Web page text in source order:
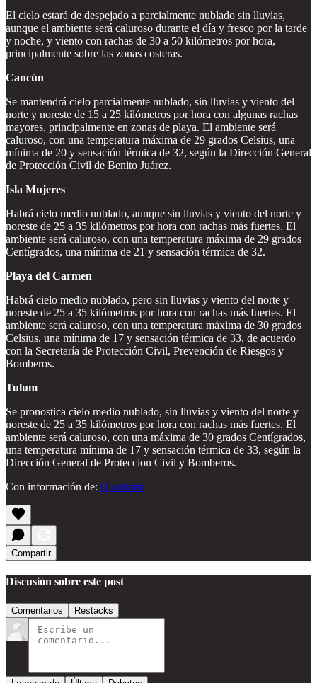
El cielo estará de despejado a parcialmente nublado sin lluvias,
aunque el ambiente será caluroso durante el día y fresco por la tarde
y noche, y viento con rachas de 30 a 50 kilómetros por hora,
principalmente sobre las zonas costeras.
Cancún
Se mantendrá cielo parcialmente nublado, sin lluvias y viento del
norte y noreste de 15 a 25 kilómetros por hora con algunas rachas
mayores, principalmente en zonas de playa. El ambiente será
caluroso, con una temperatura máxima de 29 grados Celsius, una
mínima de 20 y sensación térmica de 32, según la Dirección General
de Protección Civil de Benito Juárez.
Isla Mujeres
Habrá cielo medio nublado, aunque sin lluvias y viento del norte y
noreste de 25 a 35 kilómetros por hora con rachas más fuertes. El
ambiente será caluroso, con una temperatura máxima de 29 grados
Centígrados, una mínima de 21 y sensación térmica de 32.
Playa del Carmen
Habrá cielo medio nublado, pero sin lluvias y viento del norte y
noreste de 25 a 35 kilómetros por hora con rachas más fuertes. El
ambiente será caluroso, con una temperatura máxima de 30 grados
Celsius, una mínima de 17 y sensación térmica de 33, de acuerdo
con la Secretaría de Protección Civil, Prevención de Riesgos y
Bomberos.
Tulum
Se pronostica cielo medio nublado, sin lluvias y viento del norte y
noreste de 25 a 35 kilómetros por hora con rachas más fuertes. El
ambiente será caluroso, con una máxima de 30 grados Centígrados,
una temperatura mínima de 17 y sensación térmica de 33, según la
Dirección General de Proteccion Civil y Bomberos.
Con información de: Quadratín
Compartir
Discusión sobre este post
Comentarios Restacks